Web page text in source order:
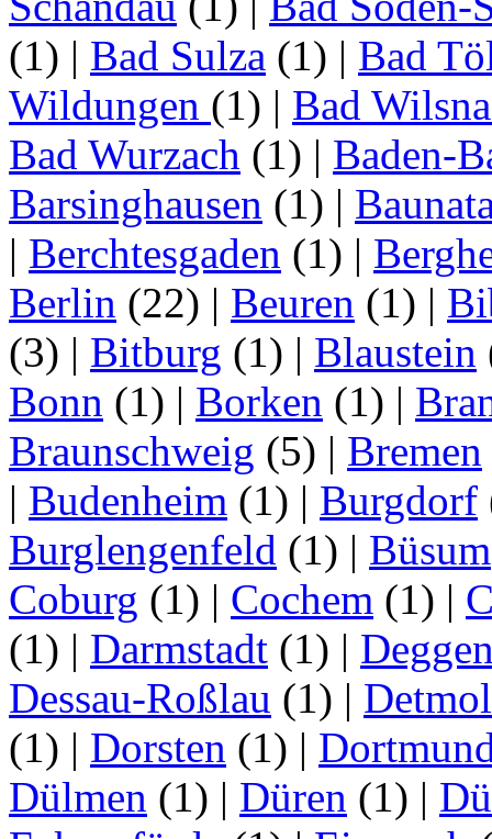
(1) | Bad Sulza (1) | Bad
Wildungen (1) | Bad
Bad Wurzach (1) | Baden-
Barsinghausen (1) |
| Berchtesgaden (1) |
Berlin (22) | Beuren (1) |
(3) | Bitburg (1) | Blaustein
Bonn (1) | Borken (1) |
Braunschweig (5) | Bremen
| Budenheim (1) | Burgdorf
Burglengenfeld (1) | Büsum
Coburg (1) | Cochem (1) |
(1) | Darmstadt (1) |
Dessau-Roßlau (1) |
(1) | Dorsten (1) |
Dülmen (1) | Düren (1) |